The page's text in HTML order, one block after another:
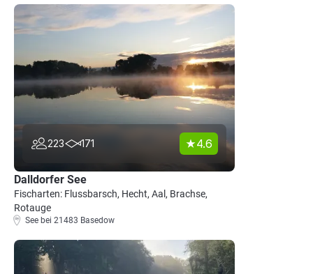
223 171 4.6
Dalldorfer See
Fischarten: Flussbarsch, Hecht, Aal, Brachse,
Rotauge
See bei 21483 Basedow